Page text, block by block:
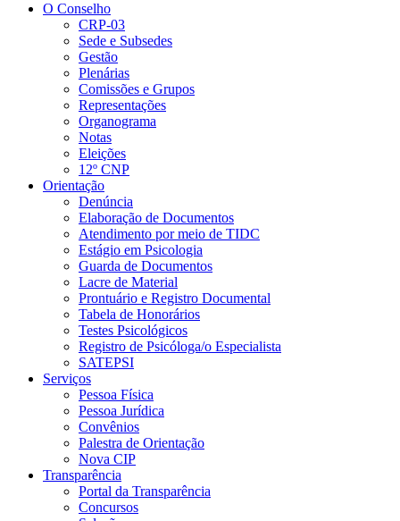
O Conselho
CRP-03
Sede e Subsedes
Gestão
Plenárias
Comissões e Grupos
Representações
Organograma
Notas
Eleições
12º CNP
Orientação
Denúncia
Elaboração de Documentos
Atendimento por meio de TIDC
Estágio em Psicologia
Guarda de Documentos
Lacre de Material
Prontuário e Registro Documental
Tabela de Honorários
Testes Psicológicos
Registro de Psicóloga/o Especialista
SATEPSI
Serviços
Pessoa Física
Pessoa Jurídica
Convênios
Palestra de Orientação
Nova CIP
Transparência
Portal da Transparência
Concursos